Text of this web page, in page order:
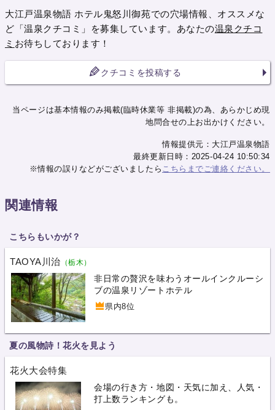
大江戸温泉物語 ホテル鬼怒川御苑での穴場情報、オススメな
ど「温泉クチコミ」を募集しています。あなたの温泉クチコ
ミ お待ちしております！
クチコミを投稿する
当ページは基本情報のみ掲載(臨時休業等 非掲載)の為、あらかじめ現
地問合せの上お出かけください。
情報提供元：大江戸温泉物語
最終更新日時：2025-04-24 10:50:34
※情報の誤りなどがございましたら こちらまでご連絡ください。
関連情報
こちらもいかが？
TAOYA川治 （栃木）
非日常の贅沢を味わうオールインクルーシ
ブの温泉リゾートホテル
県内8位
夏の風物詩！花火を見よう
花火大会特集
会場の行き方・地図・天気に加え、人気・
打上数ランキングも。